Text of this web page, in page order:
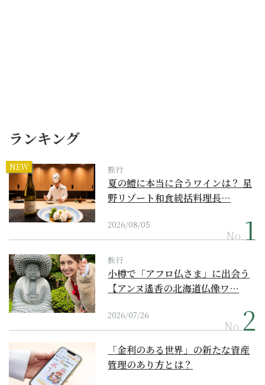
ランキング
NEW 旅行
夏の鱧に本当に合うワインは？ 星
野リゾート和食統括料理長…
2026/08/05
No.
旅行
小樽で「アフロ仏さま」に出会う
【アンヌ遙香の北海道仏像ワ…
2026/07/26
No.
「金利のある世界」の新たな資産
管理のあり方とは？